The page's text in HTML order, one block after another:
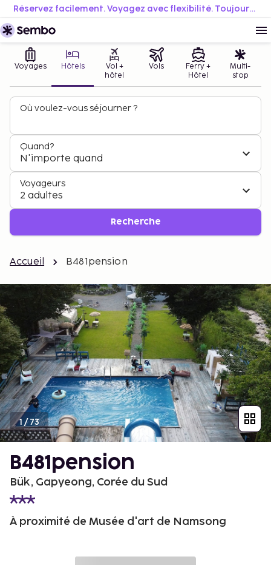
Réservez facilement. Voyagez avec flexibilité. Toujours au meilleur prix.
Voyages Hôtels
Vol +
hôtel
Vols
Ferry +
Hôtel
Multi-
stop
Où voulez-vous séjourner ?
Quand?
N'importe quand
Voyageurs
2 adultes
Recherche
Accueil B481pension
1 /73
B481pension
Bük, Gapyeong, Corée du Sud
À proximité de Musée d'art de Namsong